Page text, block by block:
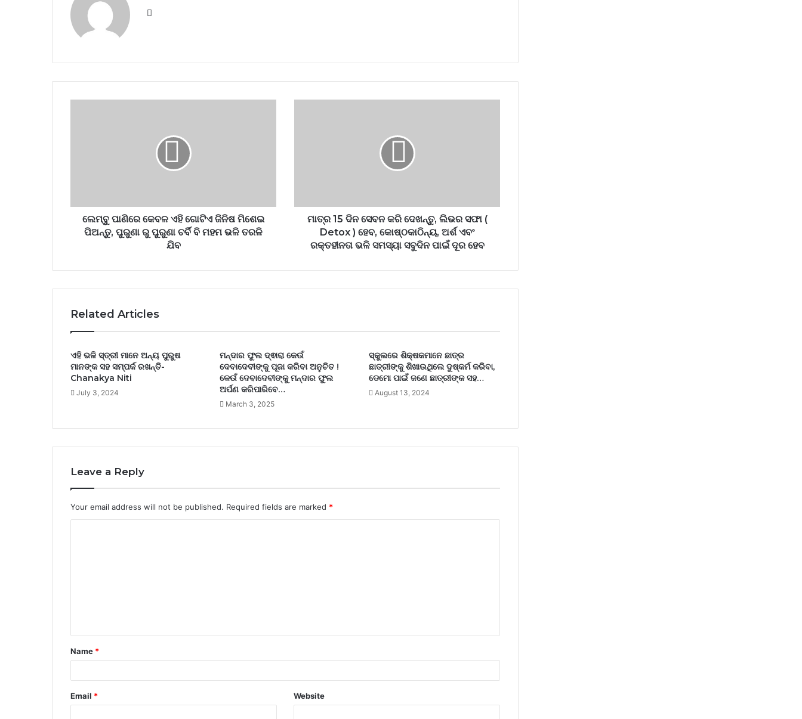
Website
ଲେମ୍ବୁ ପାଣିରେ କେବଳ ଏହି ଗୋଟିଏ ଜିନିଷ ମିଶେଇ
ପିଅନ୍ତୁ, ପୁରୁଣା ରୁ ପୁରୁଣା ଚର୍ବି ବି ମହମ ଭଳି ତରଳି
ଯିବ
ମାତ୍ର 15 ଦିନ ସେବନ କରି ଦେଖନ୍ତୁ, ଲିଭର ସଫା (
Detox ) ହେବ, କୋଷ୍ଠକାଠିନ୍ୟ, ଅର୍ଶ ଏବଂ
ରକ୍ତହୀନତା ଭଳି ସମସ୍ୟା ସବୁଦିନ ପାଇଁ ଦୂର ହେବ
Related Articles
ଏହି ଭଳି ସ୍ତ୍ରୀ ମାନେ ଅନ୍ୟ ପୁରୁଷ
ମାନଙ୍କ ସହ ସମ୍ପର୍କ ରଖନ୍ତି-
Chanakya Niti
July 3, 2024
ମନ୍ଦାର ଫୁଲ ଦ୍ଵାରା କେଉଁ
ଦେବାଦେବୀଙ୍କୁ ପୂଜା କରିବା ଅନୁଚିତ !
କେଉଁ ଦେବାଦେବୀଙ୍କୁ ମନ୍ଦାର ଫୁଲ
ଅର୍ପଣ କରିପାରିବେ…
March 3, 2025
ସ୍କୁଲରେ ଶିକ୍ଷକମାନେ ଛାତ୍ର
ଛାତ୍ରୀଙ୍କୁ ଶିଖାଉଥିଲେ ଦୁଷ୍କର୍ମ କରିବା,
ଡେମୋ ପାଇଁ ଜଣେ ଛାତ୍ରୀଙ୍କ ସହ…
August 13, 2024
Leave a Reply
Your email address will not be published. Required fields are marked *
t
*
Name *
Email * Website